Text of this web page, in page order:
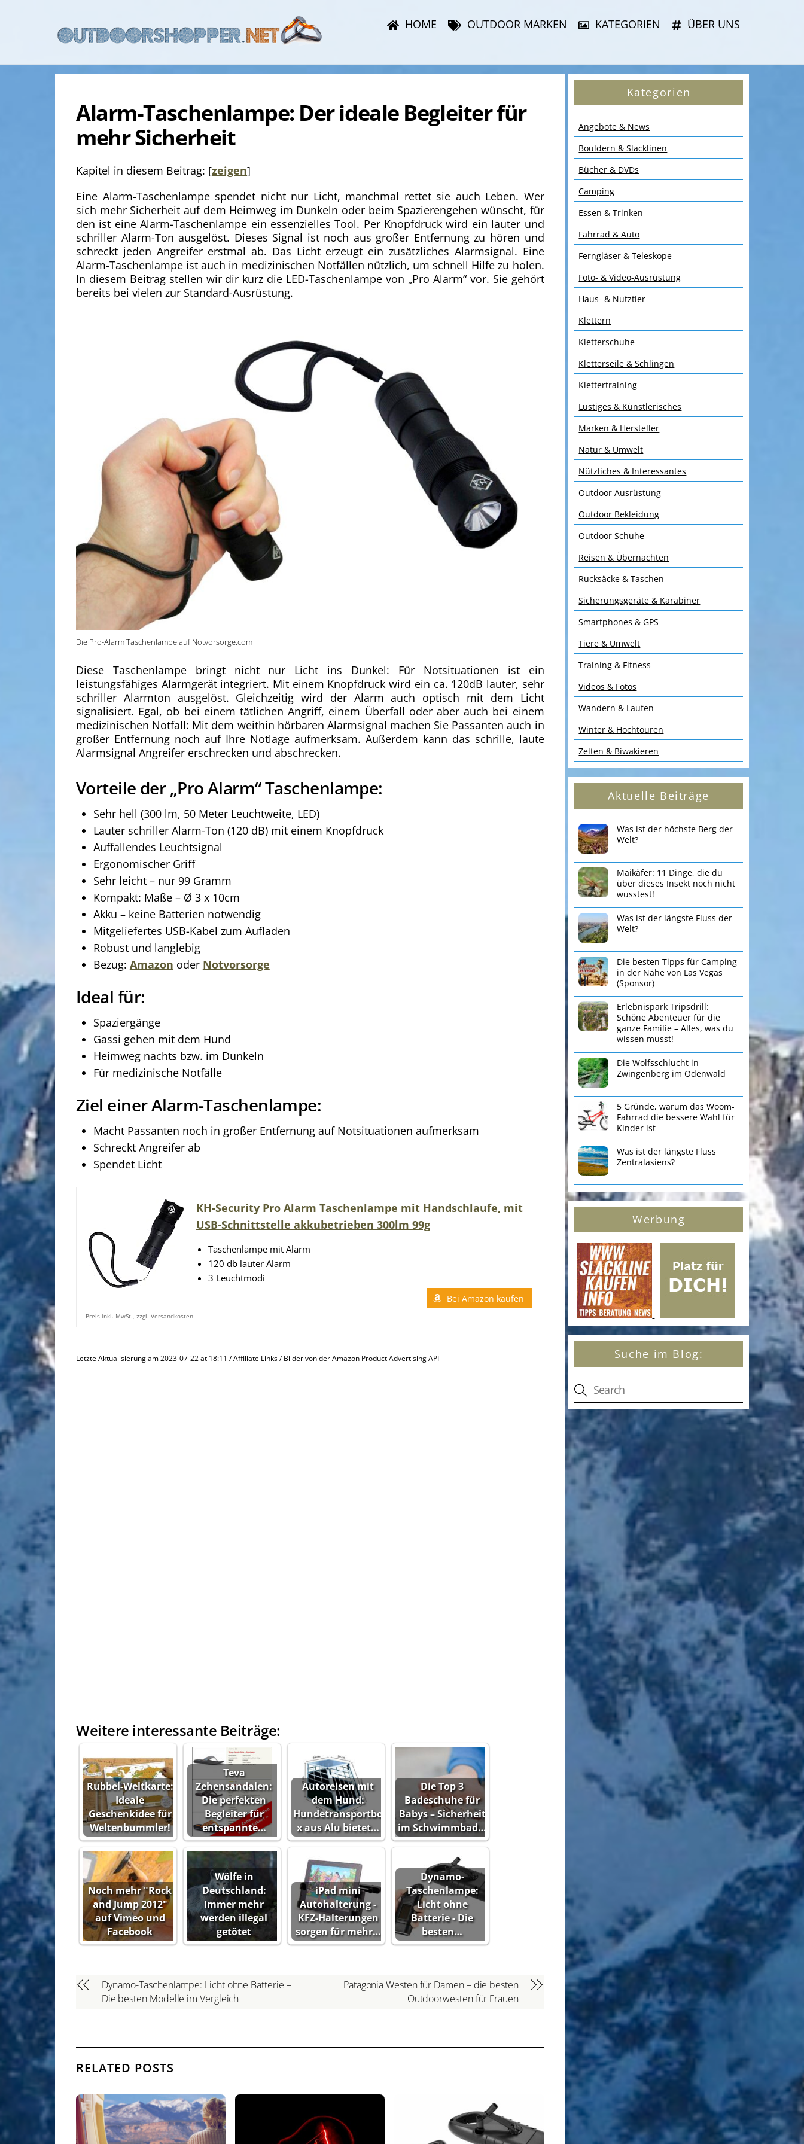
HOME OUTDOOR MARKEN KATEGORIEN ÜBER UNS
Alarm-Taschenlampe: Der ideale Begleiter für
mehr Sicherheit
Kapitel in diesem Beitrag: [zeigen]
Eine Alarm-Taschenlampe spendet nicht nur Licht, manchmal rettet sie auch Leben. Wer
sich mehr Sicherheit auf dem Heimweg im Dunkeln oder beim Spazierengehen wünscht, für
den ist eine Alarm-Taschenlampe ein essenzielles Tool. Per Knopfdruck wird ein lauter und
schriller Alarm-Ton ausgelöst. Dieses Signal ist noch aus großer Entfernung zu hören und
schreckt jeden Angreifer erstmal ab. Das Licht erzeugt ein zusätzliches Alarmsignal. Eine
Alarm-Taschenlampe ist auch in medizinischen Notfällen nützlich, um schnell Hilfe zu holen.
In diesem Beitrag stellen wir dir kurz die LED-Taschenlampe von „Pro Alarm“ vor. Sie gehört
bereits bei vielen zur Standard-Ausrüstung.
Die Pro-Alarm Taschenlampe auf Notvorsorge.com
Diese Taschenlampe bringt nicht nur Licht ins Dunkel: Für Notsituationen ist ein
leistungsfähiges Alarmgerät integriert. Mit einem Knopfdruck wird ein ca. 120dB lauter, sehr
schriller Alarmton ausgelöst. Gleichzeitig wird der Alarm auch optisch mit dem Licht
signalisiert. Egal, ob bei einem tätlichen Angriff, einem Überfall oder aber auch bei einem
medizinischen Notfall: Mit dem weithin hörbaren Alarmsignal machen Sie Passanten auch in
großer Entfernung noch auf Ihre Notlage aufmerksam. Außerdem kann das schrille, laute
Alarmsignal Angreifer erschrecken und abschrecken.
Vorteile der „Pro Alarm“ Taschenlampe:
Sehr hell (300 lm, 50 Meter Leuchtweite, LED)
Lauter schriller Alarm-Ton (120 dB) mit einem Knopfdruck
Auffallendes Leuchtsignal
Ergonomischer Griff
Sehr leicht – nur 99 Gramm
Kompakt: Maße – Ø 3 x 10cm
Akku – keine Batterien notwendig
Mitgeliefertes USB-Kabel zum Aufladen
Robust und langlebig
Bezug: Amazon oder Notvorsorge
Ideal für:
Spaziergänge
Gassi gehen mit dem Hund
Heimweg nachts bzw. im Dunkeln
Für medizinische Notfälle
Ziel einer Alarm-Taschenlampe:
Macht Passanten noch in großer Entfernung auf Notsituationen aufmerksam
Schreckt Angreifer ab
Spendet Licht
KH-Security Pro Alarm Taschenlampe mit Handschlaufe, mit
USB-Schnittstelle akkubetrieben 300lm 99g
Taschenlampe mit Alarm
120 db lauter Alarm
3 Leuchtmodi
Bei Amazon kaufen
Preis inkl. MwSt., zzgl. Versandkosten
Letzte Aktualisierung am 2023-07-22 at 18:11 / Affiliate Links / Bilder von der Amazon Product Advertising API
Weitere interessante Beiträge:
Rubbel-Weltkarte:
Ideale
Geschenkidee für
Weltenbummler!
Teva
Zehensandalen:
Die perfekten
Begleiter für
entspannte…
Autoreisen mit
dem Hund:
Hundetransportbo
x aus Alu bietet…
Die Top 3
Badeschuhe für
Babys – Sicherheit
im Schwimmbad…
Noch mehr "Rock
and Jump 2012"
auf Vimeo und
Facebook
Wölfe in
Deutschland:
Immer mehr
werden illegal
getötet
iPad mini
Autohalterung -
KFZ-Halterungen
sorgen für mehr…
Dynamo-
Taschenlampe:
Licht ohne
Batterie - Die
besten…
Dynamo-Taschenlampe: Licht ohne Batterie –
Die besten Modelle im Vergleich
Patagonia Westen für Damen – die besten
Outdoorwesten für Frauen
RELATED POSTS
Kategorien
Angebote & News
Bouldern & Slacklinen
Bücher & DVDs
Camping
Essen & Trinken
Fahrrad & Auto
Ferngläser & Teleskope
Foto- & Video-Ausrüstung
Haus- & Nutztier
Klettern
Kletterschuhe
Kletterseile & Schlingen
Klettertraining
Lustiges & Künstlerisches
Marken & Hersteller
Natur & Umwelt
Nützliches & Interessantes
Outdoor Ausrüstung
Outdoor Bekleidung
Outdoor Schuhe
Reisen & Übernachten
Rucksäcke & Taschen
Sicherungsgeräte & Karabiner
Smartphones & GPS
Tiere & Umwelt
Training & Fitness
Videos & Fotos
Wandern & Laufen
Winter & Hochtouren
Zelten & Biwakieren
Aktuelle Beiträge
Was ist der höchste Berg der
Welt?
Maikäfer: 11 Dinge, die du
über dieses Insekt noch nicht
wusstest!
Was ist der längste Fluss der
Welt?
Die besten Tipps für Camping
in der Nähe von Las Vegas
(Sponsor)
Erlebnispark Tripsdrill:
Schöne Abenteuer für die
ganze Familie – Alles, was du
wissen musst!
Die Wolfsschlucht in
Zwingenberg im Odenwald
5 Gründe, warum das Woom-
Fahrrad die bessere Wahl für
Kinder ist
Was ist der längste Fluss
Zentralasiens?
Werbung
Suche im Blog: